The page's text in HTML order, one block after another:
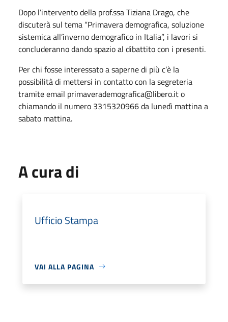
Dopo l’intervento della prof.ssa Tiziana Drago, che
discuterà sul tema “Primavera demografica, soluzione
sistemica all’inverno demografico in Italia”, i lavori si
concluderanno dando spazio al dibattito con i presenti.
Per chi fosse interessato a saperne di più c’è la
possibilità di mettersi in contatto con la segreteria
tramite email primaverademografica@libero.it o
chiamando il numero 3315320966 da lunedì mattina a
sabato mattina.
A cura di
Ufficio Stampa
VAI ALLA PAGINA